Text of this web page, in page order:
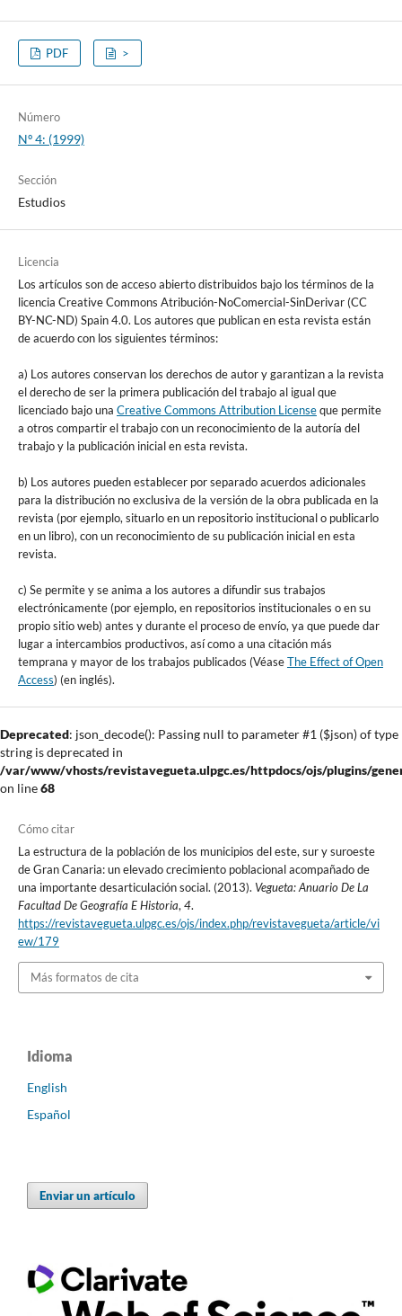
PDF >
Número
Nº 4: (1999)
Sección
Estudios
Licencia
Los artículos son de acceso abierto distribuidos bajo los términos de la
licencia Creative Commons Atribución-NoComercial-SinDerivar (CC
BY-NC-ND) Spain 4.0. Los autores que publican en esta revista están
de acuerdo con los siguientes términos:
a) Los autores conservan los derechos de autor y garantizan a la revista
el derecho de ser la primera publicación del trabajo al igual que
licenciado bajo una Creative Commons Attribution Licenseque permite
a otros compartir el trabajo con un reconocimiento de la autoría del
trabajo y la publicación inicial en esta revista.
b) Los autores pueden establecer por separado acuerdos adicionales
para la distribución no exclusiva de la versión de la obra publicada en la
revista (por ejemplo, situarlo en un repositorio institucional o publicarlo
en un libro), con un reconocimiento de su publicación inicial en esta
revista.
c) Se permite y se anima a los autores a difundir sus trabajos
electrónicamente (por ejemplo, en repositorios institucionales o en su
propio sitio web) antes y durante el proceso de envío, ya que puede dar
lugar a intercambios productivos, así como a una citación más
temprana y mayor de los trabajos publicados (VéaseThe Effect of Open
Access) (en inglés).
Deprecated: json_decode(): Passing null to parameter #1 ($json) of type
string is deprecated in
/var/www/vhosts/revistavegueta.ulpgc.es/httpdocs/ojs/plugins/
on line68
Cómo citar
La estructura de la población de los municipios del este, sur y suroeste
de Gran Canaria: un elevado crecimiento poblacional acompañado de
una importante desarticulación social. (2013). Vegueta: Anuario De La
Facultad De Geografía E Historia, 4.
https://revistavegueta.ulpgc.es/ojs/index.php/revistavegueta/article/vi
ew/179
Más formatos de cita
Idioma
English
Español
Enviar un artículo